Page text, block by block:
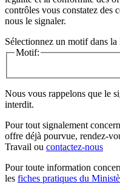
contrôles vous constatez des
nous le signaler.
Sélectionnez un motif dans la
Motif:
Nous vous rappelons que le
interdit.
Pour tout signalement
offre déjà pourvue, rendez-
Travail ou contactez-nous
Pour toute information
les fiches pratiques du